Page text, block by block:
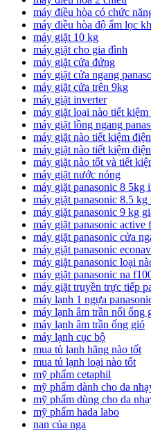
máy điều hòa có chức
máy điều hòa độ ẩm lọc
máy giặt 10 kg
máy giặt cho gia đình
máy giặt cửa đứng
máy giặt cửa ngang
máy giặt cửa trên 9kg
máy giặt inverter
máy giặt loại nào tiết
máy giặt lồng ngang
máy giặt nào tiết kiệm điện
máy giặt nào tiết kiệm
máy giặt nào tốt và tiết
máy giặt nước nóng
máy giặt panasonic 8 5kg
máy giặt panasonic 8.5 kg
máy giặt panasonic 9 kg
máy giặt panasonic active
máy giặt panasonic cửa
máy giặt panasonic
máy giặt panasonic loại
máy giặt panasonic na
máy giặt truyền trực tiếp
máy lạnh 1 ngựa
máy lạnh âm trần nối ống
máy lạnh âm trần ống gió
máy lạnh cục bộ
mua tủ lạnh hãng nào tốt
mua tủ lạnh loại nào tốt
mỹ phẩm cetaphil
mỹ phẩm dành cho da
mỹ phẩm dùng cho da
mỹ phẩm hada labo
nan của nga